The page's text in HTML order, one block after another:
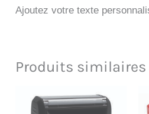
Ajoutez votre texte
Produits similaires